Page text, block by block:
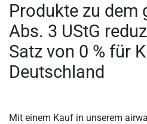
Produkte zu dem
Abs. 3 UStG
Satz von 0 % für
Deutschland
Mit einem Kauf in unserem